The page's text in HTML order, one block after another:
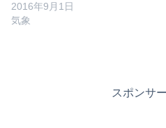
2016年9月1日
気象
スポンサ